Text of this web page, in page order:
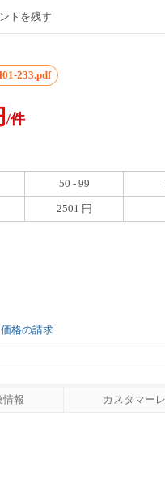
トを残す
233.pdf
/件
50 - 99
2501 円
格の請求
情報 カスタマー